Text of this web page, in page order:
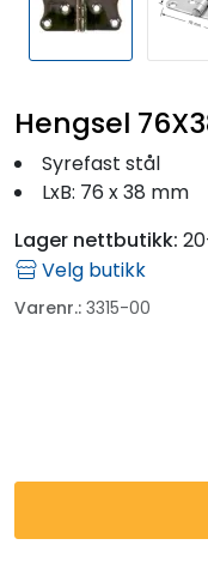
Hengsel
Syrefast stål
LxB: 76 x 38 mm
Lager nettbutikk:
Velg butikk
Varenr.: 3315-00
Båtpleie/
Seil
Outlet
Kampanje